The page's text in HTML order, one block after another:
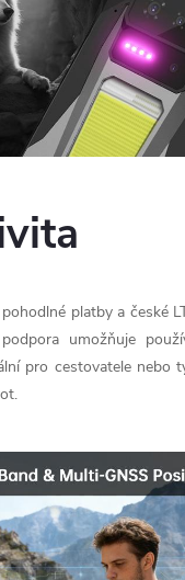
platby a české
umožňuje
pro cestovatele nebo